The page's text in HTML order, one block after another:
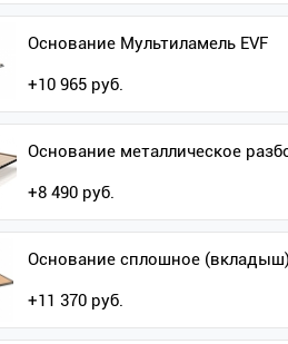
Основание Мультиламель EVF
+10 965 руб.
Основание металлическое
+8 490 руб.
Основание сплошное (вкладыш)
+11 370 руб.